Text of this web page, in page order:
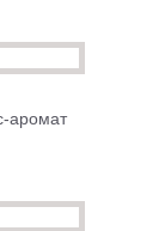
аромат